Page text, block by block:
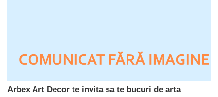
Arbex Art Decor te invita sa te bucuri de arta